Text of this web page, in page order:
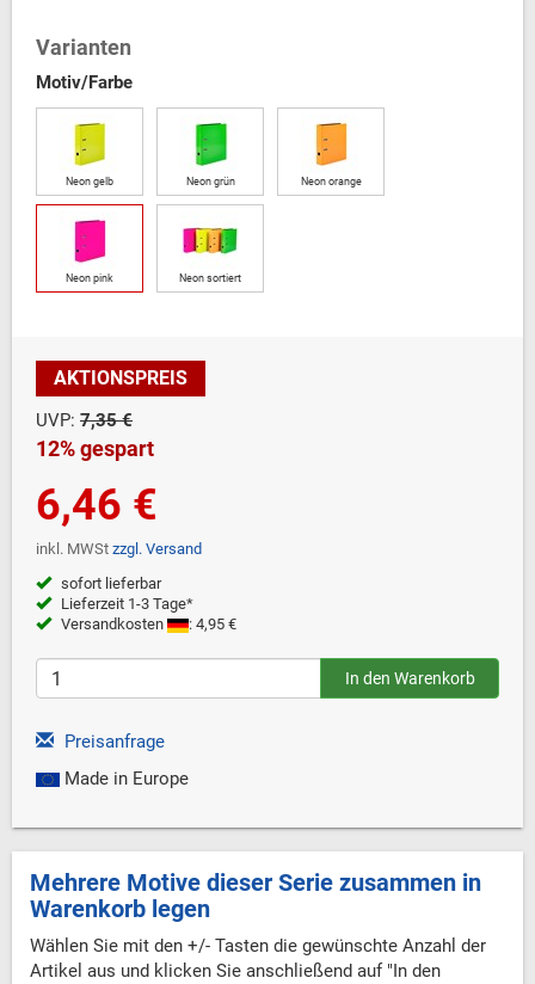
Varianten
Motiv/Farbe
Neon gelb Neon grün Neon orange
Neon pink Neon sortiert
AKTIONSPREIS
UVP: 7,35 €
12% gespart
6,46 €
inkl. MWSt zzgl. Versand
sofort lieferbar
Lieferzeit 1-3 Tage*
Versandkosten
: 4,95 €
Preisanfrage
Made in Europe
Mehrere Motive dieser Serie zusammen in
Warenkorb legen
Wählen Sie mit den +/- Tasten die gewünschte Anzahl der
Artikel aus und klicken Sie anschließend auf "In den